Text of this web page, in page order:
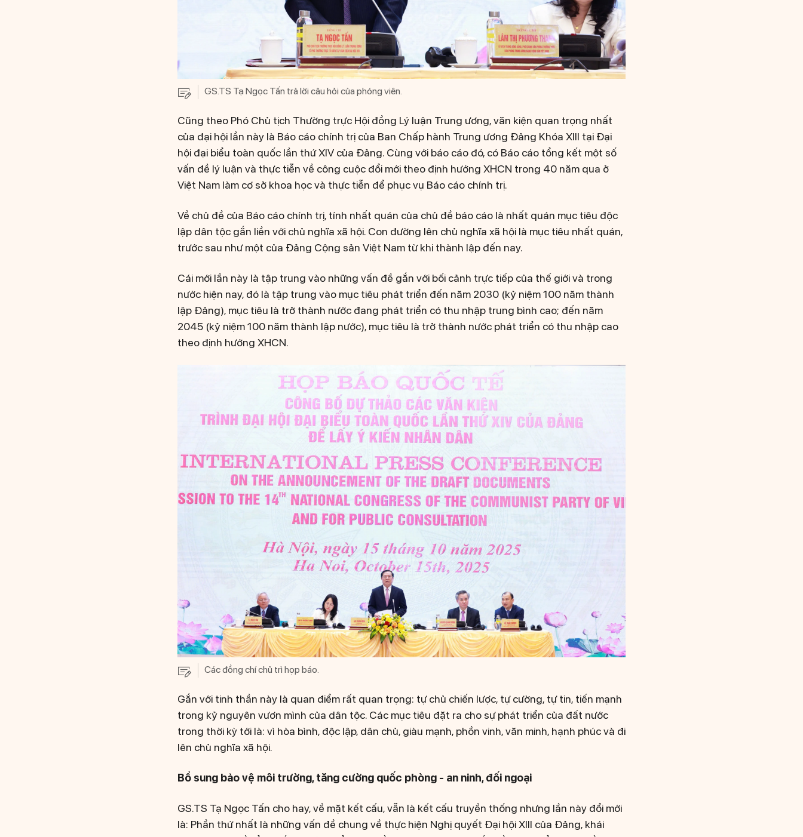
GS.TS Tạ Ngọc Tấn trả lời câu hỏi của phóng viên.
Cũng theo Phó Chủ tịch Thường trực Hội đồng Lý luận Trung ương, văn kiện quan trọng nhất
của đại hội lần này là Báo cáo chính trị của Ban Chấp hành Trung ương Đảng Khóa XIII tại Đại
hội đại biểu toàn quốc lần thứ XIV của Đảng. Cùng với báo cáo đó, có Báo cáo tổng kết một số
vấn đề lý luận và thực tiễn về công cuộc đổi mới theo định hướng XHCN trong 40 năm qua ở
Việt Nam làm cơ sở khoa học và thực tiễn để phục vụ Báo cáo chính trị.
Về chủ đề của Báo cáo chính trị, tính nhất quán của chủ đề báo cáo là nhất quán mục tiêu độc
lập dân tộc gắn liền với chủ nghĩa xã hội. Con đường lên chủ nghĩa xã hội là mục tiêu nhất quán,
trước sau như một của Đảng Cộng sản Việt Nam từ khi thành lập đến nay.
Cái mới lần này là tập trung vào những vấn đề gắn với bối cảnh trực tiếp của thế giới và trong
nước hiện nay, đó là tập trung vào mục tiêu phát triển đến năm 2030 (kỷ niệm 100 năm thành
lập Đảng), mục tiêu là trở thành nước đang phát triển có thu nhập trung bình cao; đến năm
2045 (kỷ niệm 100 năm thành lập nước), mục tiêu là trở thành nước phát triển có thu nhập cao
theo định hướng XHCN.
Các đồng chí chủ trì họp báo.
Gắn với tinh thần này là quan điểm rất quan trọng: tự chủ chiến lược, tự cường, tự tin, tiến mạnh
trong kỷ nguyên vươn mình của dân tộc. Các mục tiêu đặt ra cho sự phát triển của đất nước
trong thời kỳ tới là: vì hòa bình, độc lập, dân chủ, giàu mạnh, phồn vinh, văn minh, hạnh phúc và đi
lên chủ nghĩa xã hội.
Bổ sung bảo vệ môi trường, tăng cường quốc phòng - an ninh, đối ngoại
GS.TS Tạ Ngọc Tấn cho hay, về mặt kết cấu, vẫn là kết cấu truyền thống nhưng lần này đổi mới
là: Phần thứ nhất là những vấn đề chung về thực hiện Nghị quyết Đại hội XIII của Đảng, khái